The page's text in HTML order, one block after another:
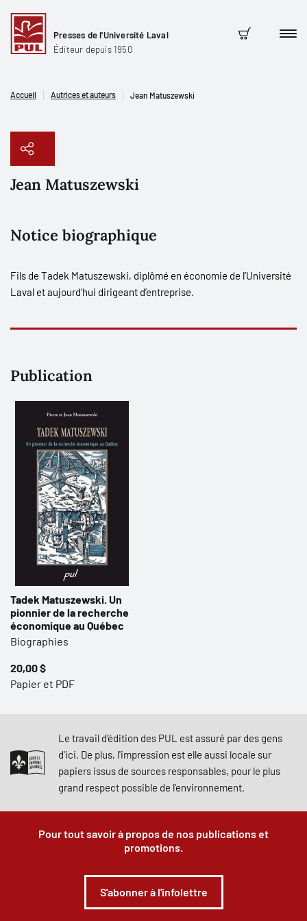
Presses de l'Université Laval
Éditeur depuis 1950
Panier
Accueil Autrices et auteurs Jean Matuszewski
Jean Matuszewski
Notice biographique
Fils de Tadek Matuszewski, diplômé en économie de l’Université
Laval et aujourd’hui dirigeant d’entreprise.
Publication
Tadek Matuszewski. Un
pionnier de la recherche
économique au Québec
Biographies
20,00 $
Papier et PDF
Le travail d'édition des PUL est assuré par des gens
d'ici. De plus, l'impression est elle aussi locale sur
papiers issus de sources responsables, pour le plus
grand respect possible de l'environnement.
Pour tout savoir à propos de nos publications et
promotions.
S'abonner à l'infolettre